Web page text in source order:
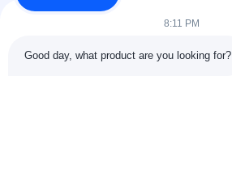
Bad Request8:11 PM
Good day, what product are you looking for?